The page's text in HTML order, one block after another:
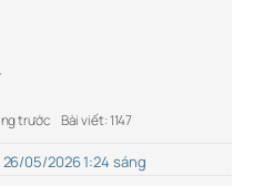
trước Bài viết: 1147
26/05/2026 1:24 sáng